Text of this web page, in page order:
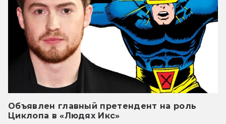
Объявлен главный претендент на роль
Циклопа в «Людях Икс»